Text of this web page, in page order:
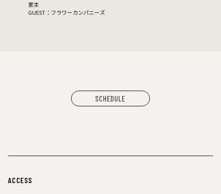
家主
GUEST：フラワーカンパニーズ
SCHEDULE
ACCESS